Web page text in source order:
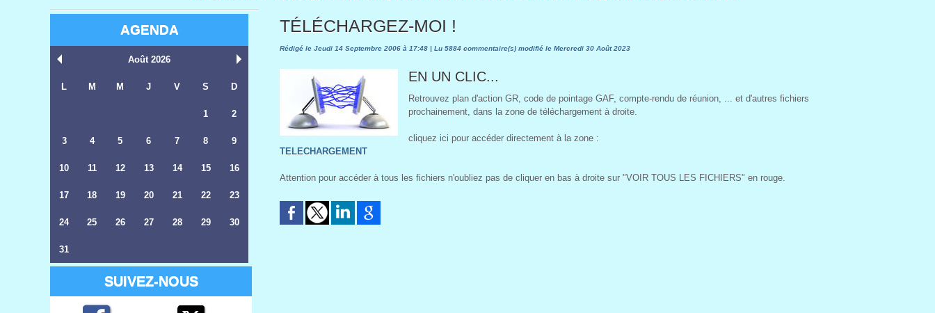
AGENDA
Août 2026
L M M J V S D
1 2
3 4 5 6 7 8 9
10 11 12 13 14 15 16
17 18 19 20 21 22 23
24 25 26 27 28 29 30
31
SUIVEZ-NOUS
TÉLÉCHARGEZ-MOI !
Rédigé le Jeudi 14 Septembre 2006 à 17:48 | Lu 5884 commentaire(s) modifié le Mercredi 30 Août 2023
EN UN CLIC...
Retrouvez plan d'action GR, code de pointage GAF, compte-rendu de réunion, ... et d'autres fichiers
prochainement, dans la zone de téléchargement à droite.
cliquez ici pour accéder directement à la zone :
TELECHARGEMENT
Attention pour accéder à tous les fichiers n'oubliez pas de cliquer en bas à droite sur "VOIR TOUS LES FICHIERS" en rouge.